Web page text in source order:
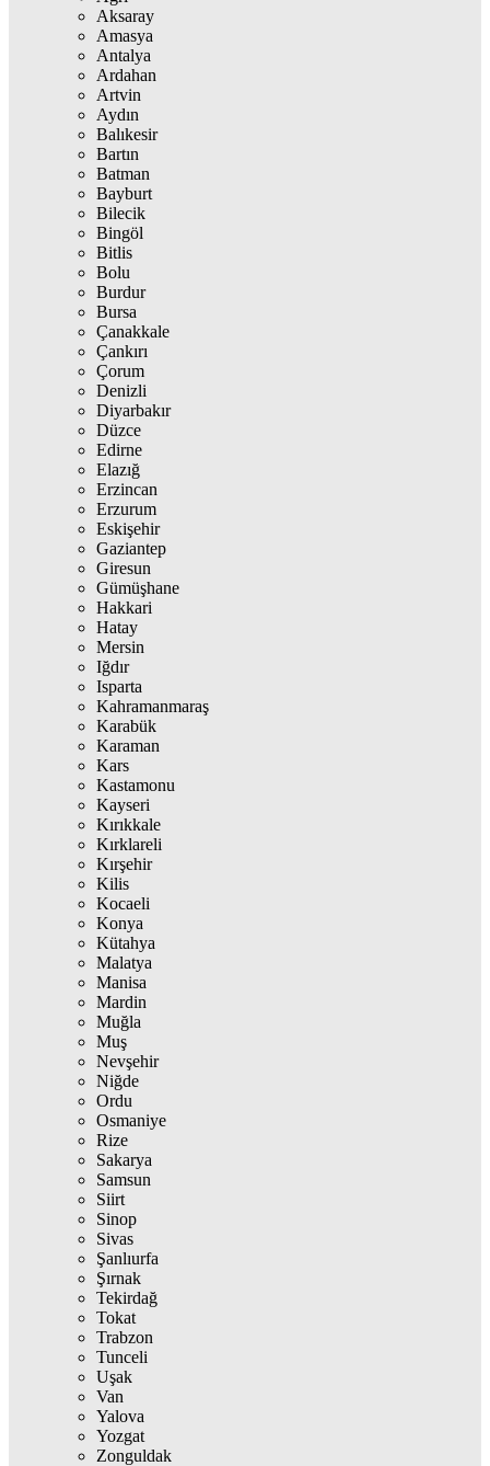
Aksaray
Amasya
Antalya
Ardahan
Artvin
Aydın
Balıkesir
Bartın
Batman
Bayburt
Bilecik
Bingöl
Bitlis
Bolu
Burdur
Bursa
Çanakkale
Çankırı
Çorum
Denizli
Diyarbakır
Düzce
Edirne
Elazığ
Erzincan
Erzurum
Eskişehir
Gaziantep
Giresun
Gümüşhane
Hakkari
Hatay
Mersin
Iğdır
Isparta
Kahramanmaraş
Karabük
Karaman
Kars
Kastamonu
Kayseri
Kırıkkale
Kırklareli
Kırşehir
Kilis
Kocaeli
Konya
Kütahya
Malatya
Manisa
Mardin
Muğla
Muş
Nevşehir
Niğde
Ordu
Osmaniye
Rize
Sakarya
Samsun
Siirt
Sinop
Sivas
Şanlıurfa
Şırnak
Tekirdağ
Tokat
Trabzon
Tunceli
Uşak
Van
Yalova
Yozgat
Zonguldak